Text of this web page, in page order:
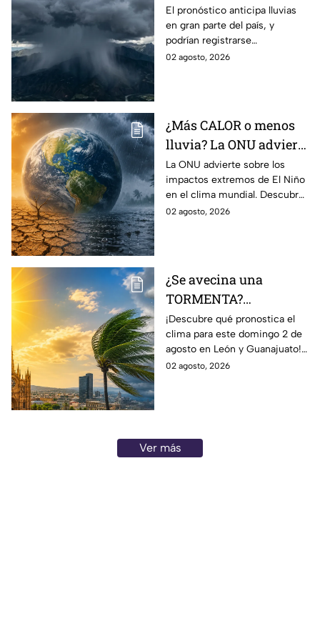
fuertes rachas de
viento en México;
¿cómo afectará a
Guanajuato?
El pronóstico anticipa lluvias
en gran parte del país, y
podrían registrarse
afectaciones por las
02 agosto, 2026
¿Más CALOR o menos
lluvia? La ONU advierte
por los efectos
EXTREMOS de ‘El Niño’
y que cambiarán el
clima en el mundo
La ONU advierte sobre los
impactos extremos de El Niño
en el clima mundial. Descubre
cómo podría cambiar el clima
02 agosto, 2026
¿Se avecina una
TORMENTA?
Aumentan las
posibilidad de
LLUVIAS FUERTES en
León, Gto., hoy 2 de
¡Descubre qué pronostica el
clima para este domingo 2 de
agosto en León y Guanajuato!
Desde una mañana
02 agosto, 2026
Ver más